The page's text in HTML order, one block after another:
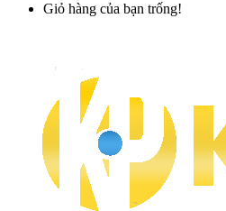
Giỏ hàng của bạn trống!